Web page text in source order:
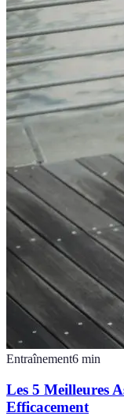
Entraînement6 min
Les 5 Meilleures
Efficacement